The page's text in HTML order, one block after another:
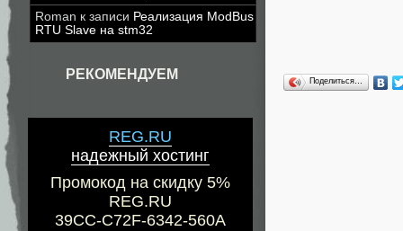
Roman к записи Реализация ModBus
RTU Slave на stm32
РЕКОМЕНДУЕМ
REG.RU
надежный хостинг
Промокод на скидку 5%
REG.RU
39CC-C72F-6342-560A
Поделиться…